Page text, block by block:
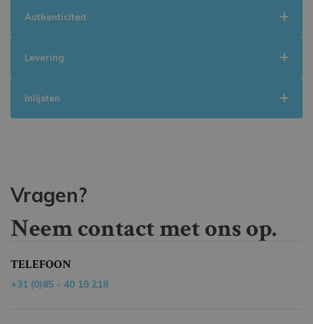
Authenticiteit
Levering
Inlijsten
Vragen?
Neem contact met ons op.
TELEFOON
+31 (0)85 - 40 19 218